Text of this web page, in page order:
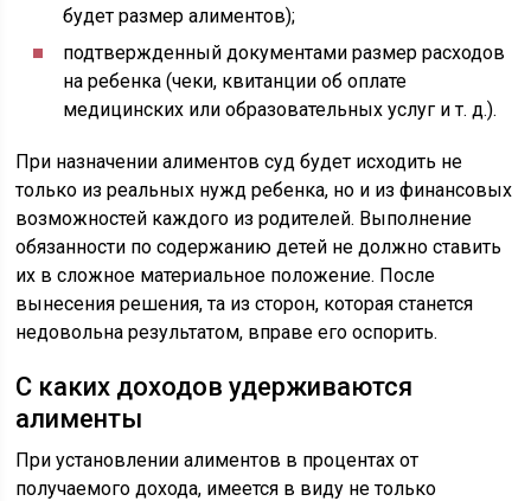
будет размер алиментов);
подтвержденный документами размер расходов
на ребенка (чеки, квитанции об оплате
медицинских или образовательных услуг и т. д.).
При назначении алиментов суд будет исходить не
только из реальных нужд ребенка, но и из финансовых
возможностей каждого из родителей. Выполнение
обязанности по содержанию детей не должно ставить
их в сложное материальное положение. После
вынесения решения, та из сторон, которая станется
недовольна результатом, вправе его оспорить.
С каких доходов удерживаются
алименты
При установлении алиментов в процентах от
получаемого дохода, имеется в виду не только